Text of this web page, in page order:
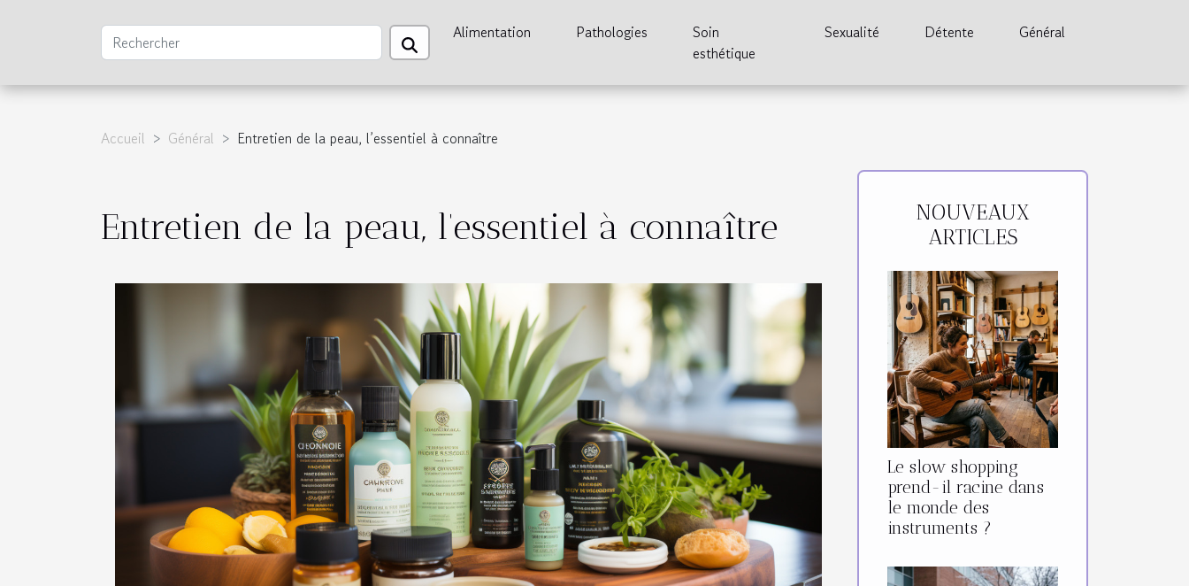
Alimentation Pathologies
Soin
esthétique
Sexualité Détente Général
Accueil Général Entretien de la peau, l’essentiel à connaître
Entretien de la peau, l’essentiel à connaître
NOUVEAUX
ARTICLES
Le slow shopping
prend-il racine dans
le monde des
instruments ?